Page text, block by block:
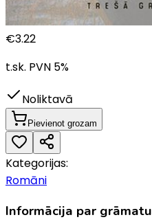
€3.22
t.sk. PVN 5%
Noliktavā
Pievienot grozam
Kategorijas:
Romāni
Informācija par grāmatu